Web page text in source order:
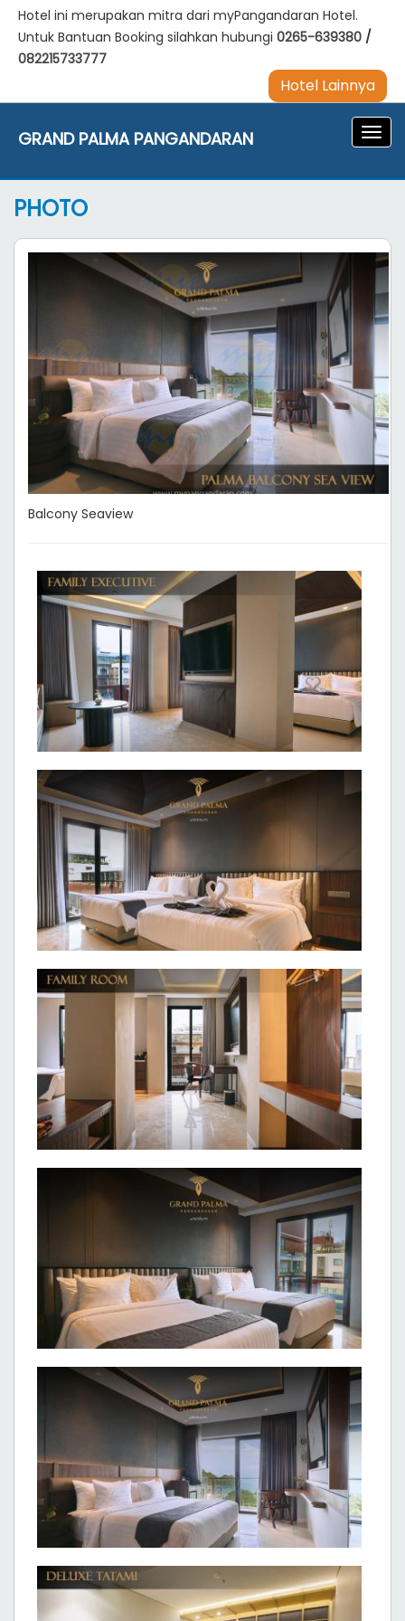
Hotel ini merupakan mitra dari myPangandaran Hotel.
Untuk Bantuan Booking silahkan hubungi 0265-639380 /
082215733777
Hotel Lainnya
GRAND PALMA PANGANDARAN
PHOTO
Balcony Seaview